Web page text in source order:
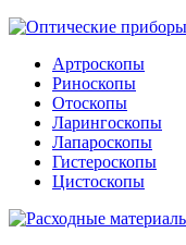
Артроскопы
Риноскопы
Отоскопы
Ларингоскопы
Лапароскопы
Гистероскопы
Цистоскопы